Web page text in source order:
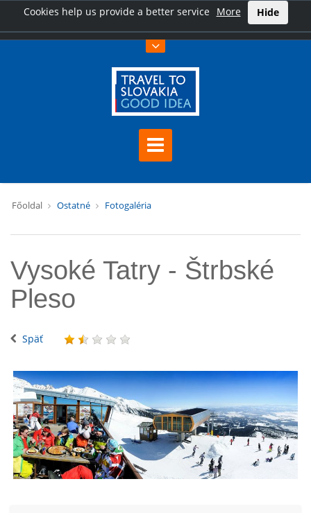
Cookies help us provide a better service More Hide
Főoldal Ostatné Fotogaléria
Vysoké Tatry - Štrbské
Pleso
Späť